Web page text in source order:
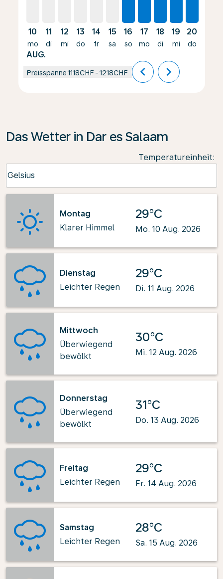
10
mo
AUG.
11
di
12
mi
13
do
14
fr
15
sa
16
so
17
mo
18
di
19
mi
20
do
Preisspanne1118CHF -1218CHF chevron_left chevron_right
Das Wetter in Dar es Salaam
Temperatureinheit:
Celsius
keyboard_arrow_down
Montag
Klarer Himmel
29°C
Mo. 10 Aug. 2026
Dienstag
Leichter Regen
29°C
Di. 11 Aug. 2026
Mittwoch
Überwiegend
bewölkt
30°C
Mi. 12 Aug. 2026
Donnerstag
Überwiegend
bewölkt
31°C
Do. 13 Aug. 2026
Freitag
Leichter Regen
29°C
Fr. 14 Aug. 2026
Samstag
Leichter Regen
28°C
Sa. 15 Aug. 2026